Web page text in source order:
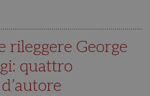
rileggere George
quattro